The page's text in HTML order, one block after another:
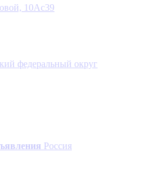
10Ас39
федеральный округ
Россия